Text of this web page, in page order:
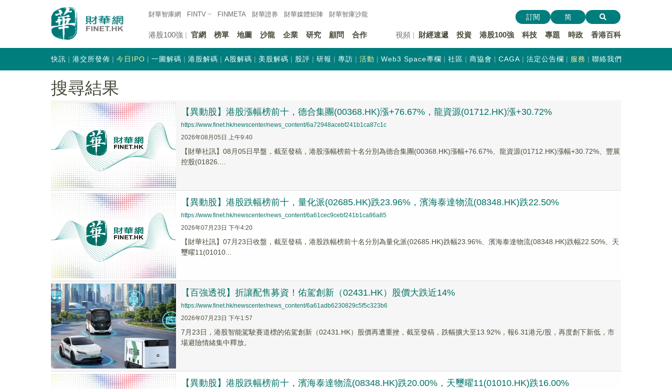
財華智庫網 FINTV FINMETA 財華證券 財華媒體矩陣 財華智庫沙龍
港股100強 官網 榜單 地圖 沙龍 企業 研究 顧問 合作 視頻 財經速遞 投資 港股100強 科技 專題 時政 香港百科
訂閱 简
快訊 港交所發佈 今日IPO 一圖解碼 港股解碼 A股解碼 美股解碼 股評 研報 專訪 活動 Web3 Space專欄 社區 商協會 CAGA 法定公告欄 服務 聯絡我們
搜尋結果
【異動股】港股漲幅榜前十，德合集團(00368.HK)漲+76.67%，龍資源(01712.HK)漲+30.72%
https://www.finet.hk/newscenter/news_content/6a72948acebf241b1ca87c1c
2026年08月05日 上午9:40
【財華社訊】08月05日早盤，截至發稿，港股漲幅榜前十名分別為德合集團(00368.HK)漲幅+76.67%、龍資源(01712.HK)漲幅+30.72%、豐展
控股(01826....
【異動股】港股跌幅榜前十，量化派(02685.HK)跌23.96%，濱海泰達物流(08348.HK)跌22.50%
https://www.finet.hk/newscenter/news_content/6a61cec9cebf241b1ca86a85
2026年07月23日 下午4:20
【財華社訊】07月23日收盤，截至發稿，港股跌幅榜前十名分別為量化派(02685.HK)跌幅23.96%、濱海泰達物流(08348.HK)跌幅22.50%、天
璽曜11(01010...
【百強透視】折讓配售募資！佑駕創新（02431.HK）股價大跌近14%
https://www.finet.hk/newscenter/news_content/6a61adb6230829c5f5c323b6
2026年07月23日 下午1:57
7月23日，港股智能駕駛賽道標的佑駕創新（02431.HK）股價再遭重挫，截至發稿，跌幅擴大至13.92%，報6.31港元/股，再度創下新低，市
場避險情緒集中釋放。
【異動股】港股跌幅榜前十，濱海泰達物流(08348.HK)跌20.00%，天璽曜11(01010.HK)跌16.00%